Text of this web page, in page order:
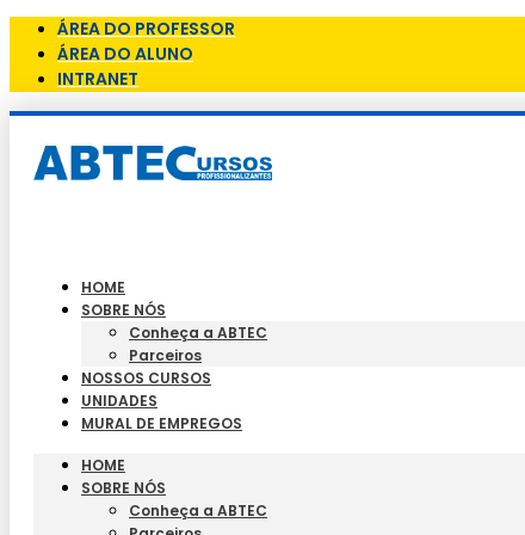
ÁREA DO PROFESSOR
ÁREA DO ALUNO
INTRANET
HOME
SOBRE NÓS
Conheça a ABTEC
Parceiros
NOSSOS CURSOS
UNIDADES
MURAL DE EMPREGOS
HOME
SOBRE NÓS
Conheça a ABTEC